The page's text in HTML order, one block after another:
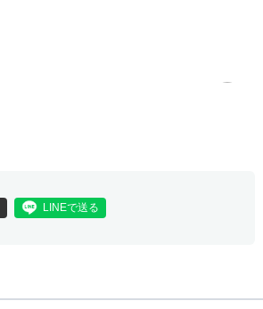
LINEで送る